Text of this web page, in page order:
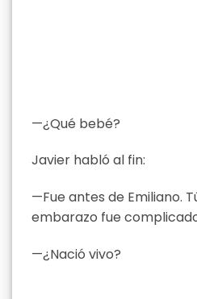
—¿Qué bebé?
Javier habló al fin:
—Fue antes de Emiliano.
embarazo fue
—¿Nació vivo?